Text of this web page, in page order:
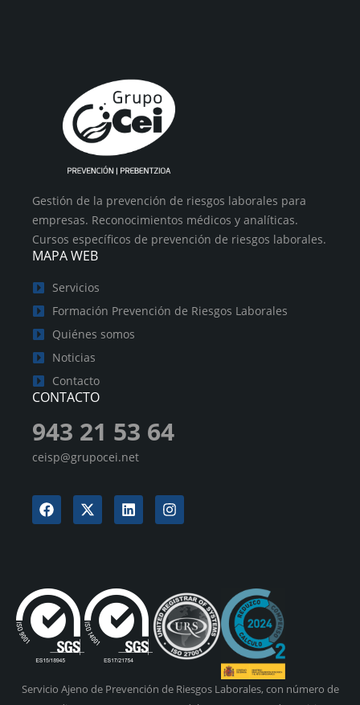
Gestión de la prevención de riesgos laborales para
empresas. Reconocimientos médicos y analíticas.
Cursos específicos de prevención de riesgos laborales.
MAPA WEB
Servicios
Formación Prevención de Riesgos Laborales
Quiénes somos
Noticias
Contacto
CONTACTO
943 21 53 64
ceisp@grupocei.net
Servicio Ajeno de Prevención de Riesgos Laborales, con número de